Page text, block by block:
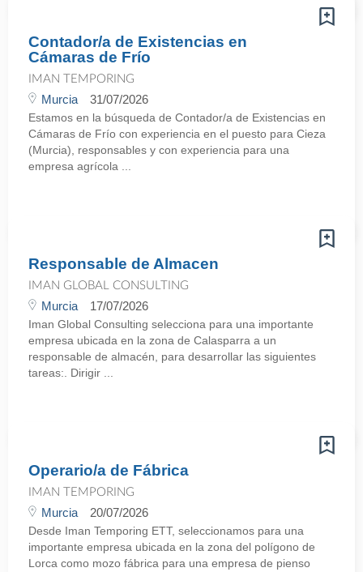
Contador/a de Existencias en
Cámaras de Frío
IMAN TEMPORING
Murcia 31/07/2026
Estamos en la búsqueda de Contador/a de Existencias en
Cámaras de Frío con experiencia en el puesto para Cieza
(Murcia), responsables y con experiencia para una
empresa agrícola ...
Responsable de Almacen
IMAN GLOBAL CONSULTING
Murcia 17/07/2026
Iman Global Consulting selecciona para una importante
empresa ubicada en la zona de Calasparra a un
responsable de almacén, para desarrollar las siguientes
tareas:. Dirigir ...
Operario/a de Fábrica
IMAN TEMPORING
Murcia 20/07/2026
Desde Iman Temporing ETT, seleccionamos para una
importante empresa ubicada en la zona del polígono de
Lorca como mozo fábrica para una empresa de pienso